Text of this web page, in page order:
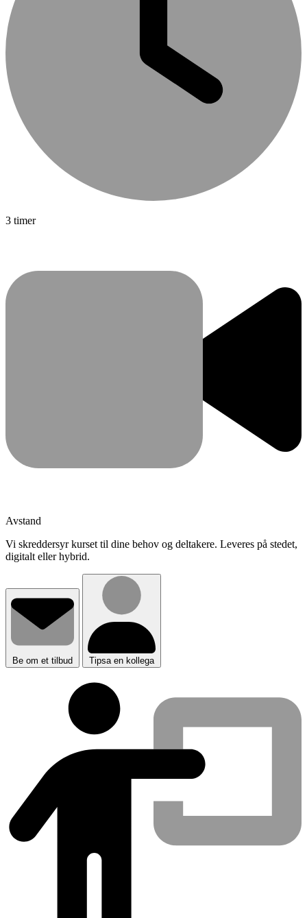
3 timer
Avstand
Vi skreddersyr kurset til dine behov og deltakere. Leveres på stedet,
digitalt eller hybrid.
Be om et tilbud Tipsa en kollega